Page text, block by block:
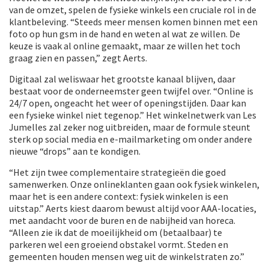
van de omzet, spelen de fysieke winkels een cruciale rol in de
klantbeleving. “Steeds meer mensen komen binnen met een
foto op hun gsm in de hand en weten al wat ze willen. De
keuze is vaak al online gemaakt, maar ze willen het toch
graag zien en passen,” zegt Aerts.
Digitaal zal weliswaar het grootste kanaal blijven, daar
bestaat voor de onderneemster geen twijfel over. “Online is
24/7 open, ongeacht het weer of openingstijden. Daar kan
een fysieke winkel niet tegenop.” Het winkelnetwerk van Les
Jumelles zal zeker nog uitbreiden, maar de formule steunt
sterk op social media en e-mailmarketing om onder andere
nieuwe “drops” aan te kondigen.
“Het zijn twee complementaire strategieën die goed
samenwerken. Onze onlineklanten gaan ook fysiek winkelen,
maar het is een andere context: fysiek winkelen is een
uitstap.” Aerts kiest daarom bewust altijd voor AAA-locaties,
met aandacht voor de buren en de nabijheid van horeca.
“Alleen zie ik dat de moeilijkheid om (betaalbaar) te
parkeren wel een groeiend obstakel vormt. Steden en
gemeenten houden mensen weg uit de winkelstraten zo.”